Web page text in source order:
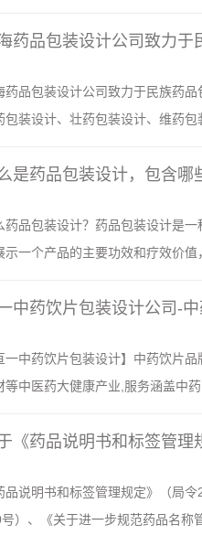
药品包装设计公司致力
药品包装设计公司致力于民族药
包装设计、壮药包装设计、维药包
是药品包装设计，包含哪
药品包装设计？药品包装设计是
示一个产品的主要功效和疗效价值
中药饮片包装设计公司-
一中药饮片包装设计】中药饮片
等中医药大健康产业,服务涵盖中药
《药品说明书和标签管理
品说明书和标签管理规定》（局
）、《关于进一步规范药品名称